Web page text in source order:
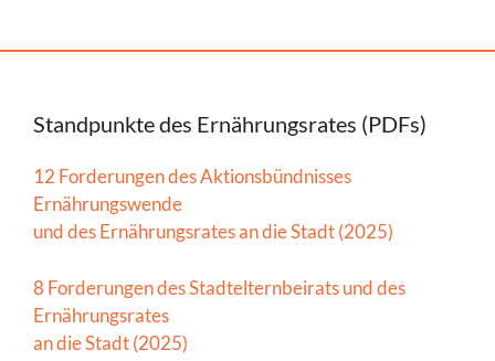
Standpunkte des Ernährungsrates (PDFs)
12 Forderungen des Aktionsbündnisses
Ernährungswende
und des Ernährungsrates an die Stadt (2025)
8 Forderungen des Stadtelternbeirats und des
Ernährungsrates
an die Stadt (2025)